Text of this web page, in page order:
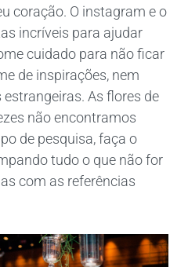
coração. O instagram e o
incríveis para ajudar
cuidado para não ficar
de inspirações, nem
As flores de
não encontramos
de pesquisa, faça o
tudo o que não for
com as referências